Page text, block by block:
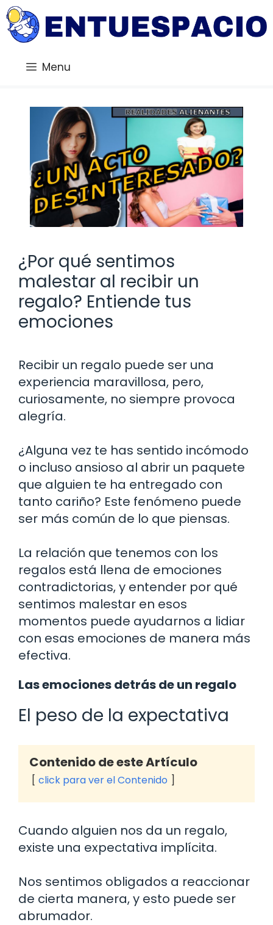
Saltar
al
contenido
Menu
¿Por qué sentimos
malestar al recibir un
regalo? Entiende tus
emociones
Recibir un regalo puede ser una
experiencia maravillosa, pero,
curiosamente, no siempre provoca
alegría.
¿Alguna vez te has sentido incómodo
o incluso ansioso al abrir un paquete
que alguien te ha entregado con
tanto cariño? Este fenómeno puede
ser más común de lo que piensas.
La relación que tenemos con los
regalos está llena de emociones
contradictorias, y entender por qué
sentimos malestar en esos
momentos puede ayudarnos a lidiar
con esas emociones de manera más
efectiva.
Las emociones detrás de un regalo
El peso de la expectativa
Contenido de este Artículo
click para ver el Contenido
Cuando alguien nos da un regalo,
existe una expectativa implícita.
Nos sentimos obligados a reaccionar
de cierta manera, y esto puede ser
abrumador.